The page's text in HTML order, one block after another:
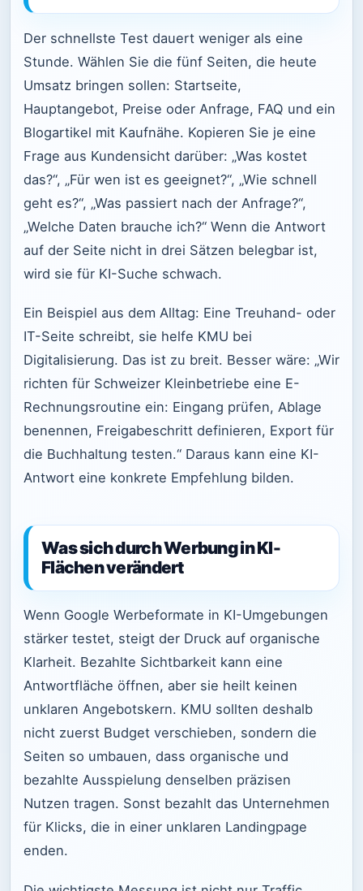
Der schnellste Test dauert weniger als eine
Stunde. Wählen Sie die fünf Seiten, die heute
Umsatz bringen sollen: Startseite,
Hauptangebot, Preise oder Anfrage, FAQ und ein
Blogartikel mit Kaufnähe. Kopieren Sie je eine
Frage aus Kundensicht darüber: „Was kostet
das?“, „Für wen ist es geeignet?“, „Wie schnell
geht es?“, „Was passiert nach der Anfrage?“,
„Welche Daten brauche ich?“ Wenn die Antwort
auf der Seite nicht in drei Sätzen belegbar ist,
wird sie für KI-Suche schwach.
Ein Beispiel aus dem Alltag: Eine Treuhand- oder
IT-Seite schreibt, sie helfe KMU bei
Digitalisierung. Das ist zu breit. Besser wäre: „Wir
richten für Schweizer Kleinbetriebe eine E-
Rechnungsroutine ein: Eingang prüfen, Ablage
benennen, Freigabeschritt definieren, Export für
die Buchhaltung testen.“ Daraus kann eine KI-
Antwort eine konkrete Empfehlung bilden.
Was sich durch Werbung in KI-
Flächen verändert
Wenn Google Werbeformate in KI-Umgebungen
stärker testet, steigt der Druck auf organische
Klarheit. Bezahlte Sichtbarkeit kann eine
Antwortfläche öffnen, aber sie heilt keinen
unklaren Angebotskern. KMU sollten deshalb
nicht zuerst Budget verschieben, sondern die
Seiten so umbauen, dass organische und
bezahlte Ausspielung denselben präzisen
Nutzen tragen. Sonst bezahlt das Unternehmen
für Klicks, die in einer unklaren Landingpage
enden.